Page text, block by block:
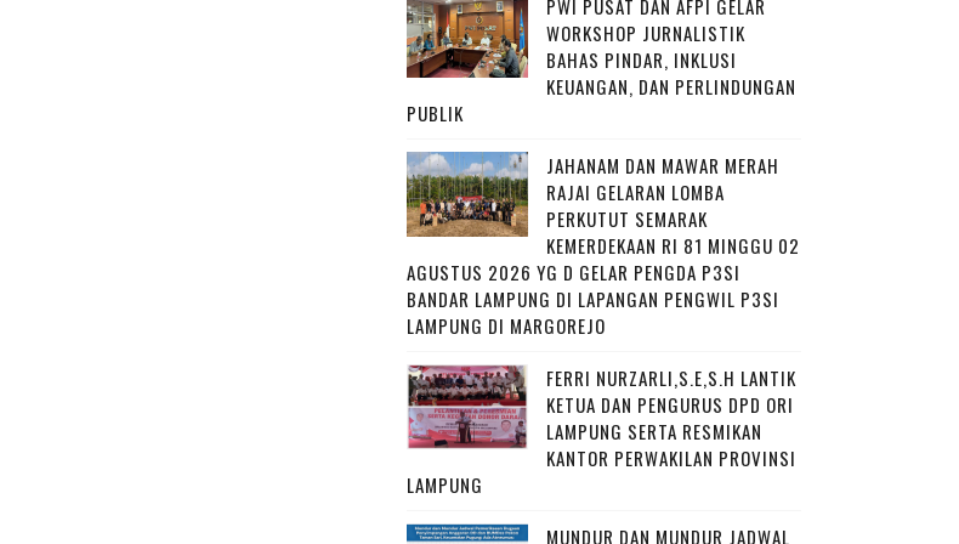
PWI PUSAT DAN AFPI GELAR
WORKSHOP JURNALISTIK
BAHAS PINDAR, INKLUSI
KEUANGAN, DAN PERLINDUNGAN
PUBLIK
JAHANAM DAN MAWAR MERAH
RAJAI GELARAN LOMBA
PERKUTUT SEMARAK
KEMERDEKAAN RI 81 MINGGU 02
AGUSTUS 2026 YG D GELAR PENGDA P3SI
BANDAR LAMPUNG DI LAPANGAN PENGWIL P3SI
LAMPUNG DI MARGOREJO
FERRI NURZARLI,S.E,S.H LANTIK
KETUA DAN PENGURUS DPD ORI
LAMPUNG SERTA RESMIKAN
KANTOR PERWAKILAN PROVINSI
LAMPUNG
MUNDUR DAN MUNDUR JADWAL